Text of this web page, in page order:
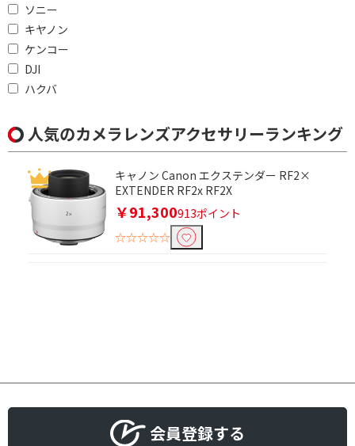
ソニー
キヤノン
ケンコー
DJI
ハクバ
人気のカメラレンズアクセサリーランキング
キャノン Canon エクステンダー RF2×
EXTENDER RF2x RF2X
￥91,300913ポイント
☆☆☆☆☆
会員登録する